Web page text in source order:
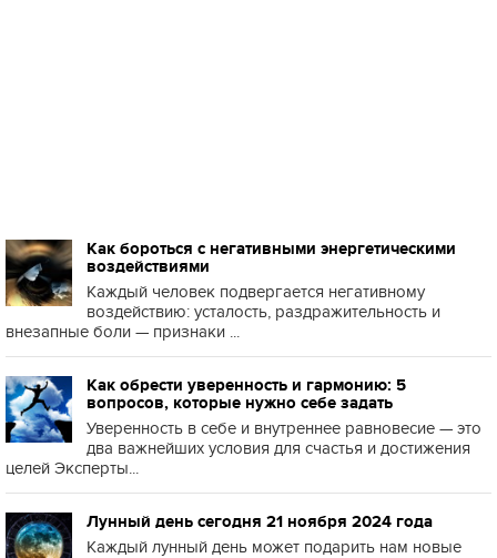
Как бороться с негативными энергетическими
воздействиями
Каждый человек подвергается негативному
воздействию: усталость, раздражительность и
внезапные боли — признаки ...
Как обрести уверенность и гармонию: 5
вопросов, которые нужно себе задать
Уверенность в себе и внутреннее равновесие — это
два важнейших условия для счастья и достижения
целей Эксперты...
Лунный день сегодня 21 ноября 2024 года
Каждый лунный день может подарить нам новые